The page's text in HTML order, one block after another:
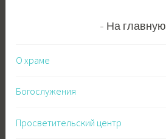
На главную
О храме
Богослужения
Просветительский центр